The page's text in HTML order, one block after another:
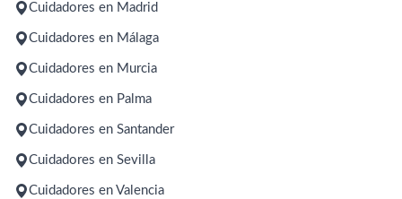
Cuidadores en Madrid
Cuidadores en Málaga
Cuidadores en Murcia
Cuidadores en Palma
Cuidadores en Santander
Cuidadores en Sevilla
Cuidadores en Valencia